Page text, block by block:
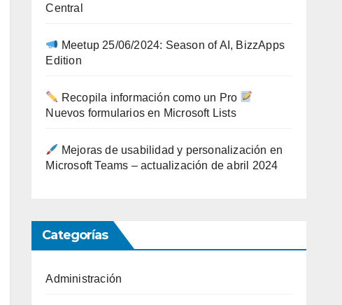
Central
Meetup 25/06/2024: Season of AI, BizzApps
Edition
Recopila información como un Pro
Nuevos formularios en Microsoft Lists
Mejoras de usabilidad y personalización en
Microsoft Teams – actualización de abril 2024
Categorías
Administración